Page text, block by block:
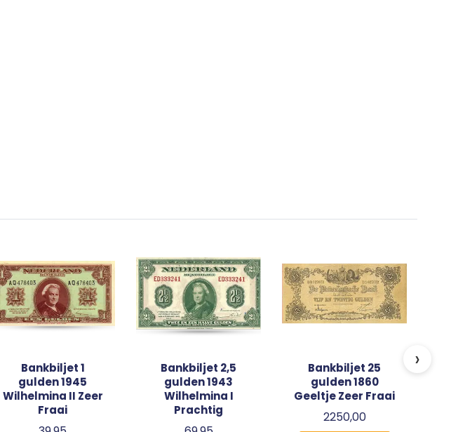
Bankbiljet 1
gulden 1945
Wilhelmina II Zeer
Fraai
Bankbiljet 2,5
gulden 1943
Wilhelmina I
Prachtig
Bankbiljet 25
gulden 1860
Geeltje Zeer Fraai
2250,00
›